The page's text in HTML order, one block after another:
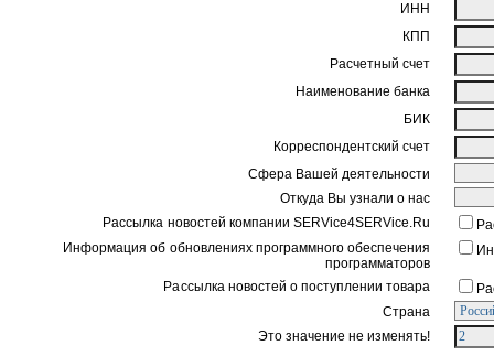
ИНН
КПП
Расчетный счет
Наименование банка
БИК
Корреспондентский счет
Сфера Вашей деятельности
Откуда Вы узнали о нас
Рассылка новостей компании SERVice4SERVice.Ru
Информация об обновлениях программного обеспечения
программаторов
Рассылка новостей о поступлении товара
Страна
Это значение не изменять!